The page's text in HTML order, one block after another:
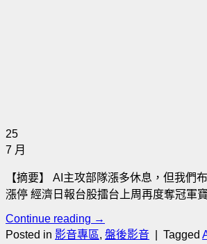
25
7 月
【摘要】 AI主攻部隊漲多休息，但我們
漲停 經濟日報台股擂台上周再度奪冠軍
Continue reading →
Posted in 影音專區, 盤後影音 Tagged